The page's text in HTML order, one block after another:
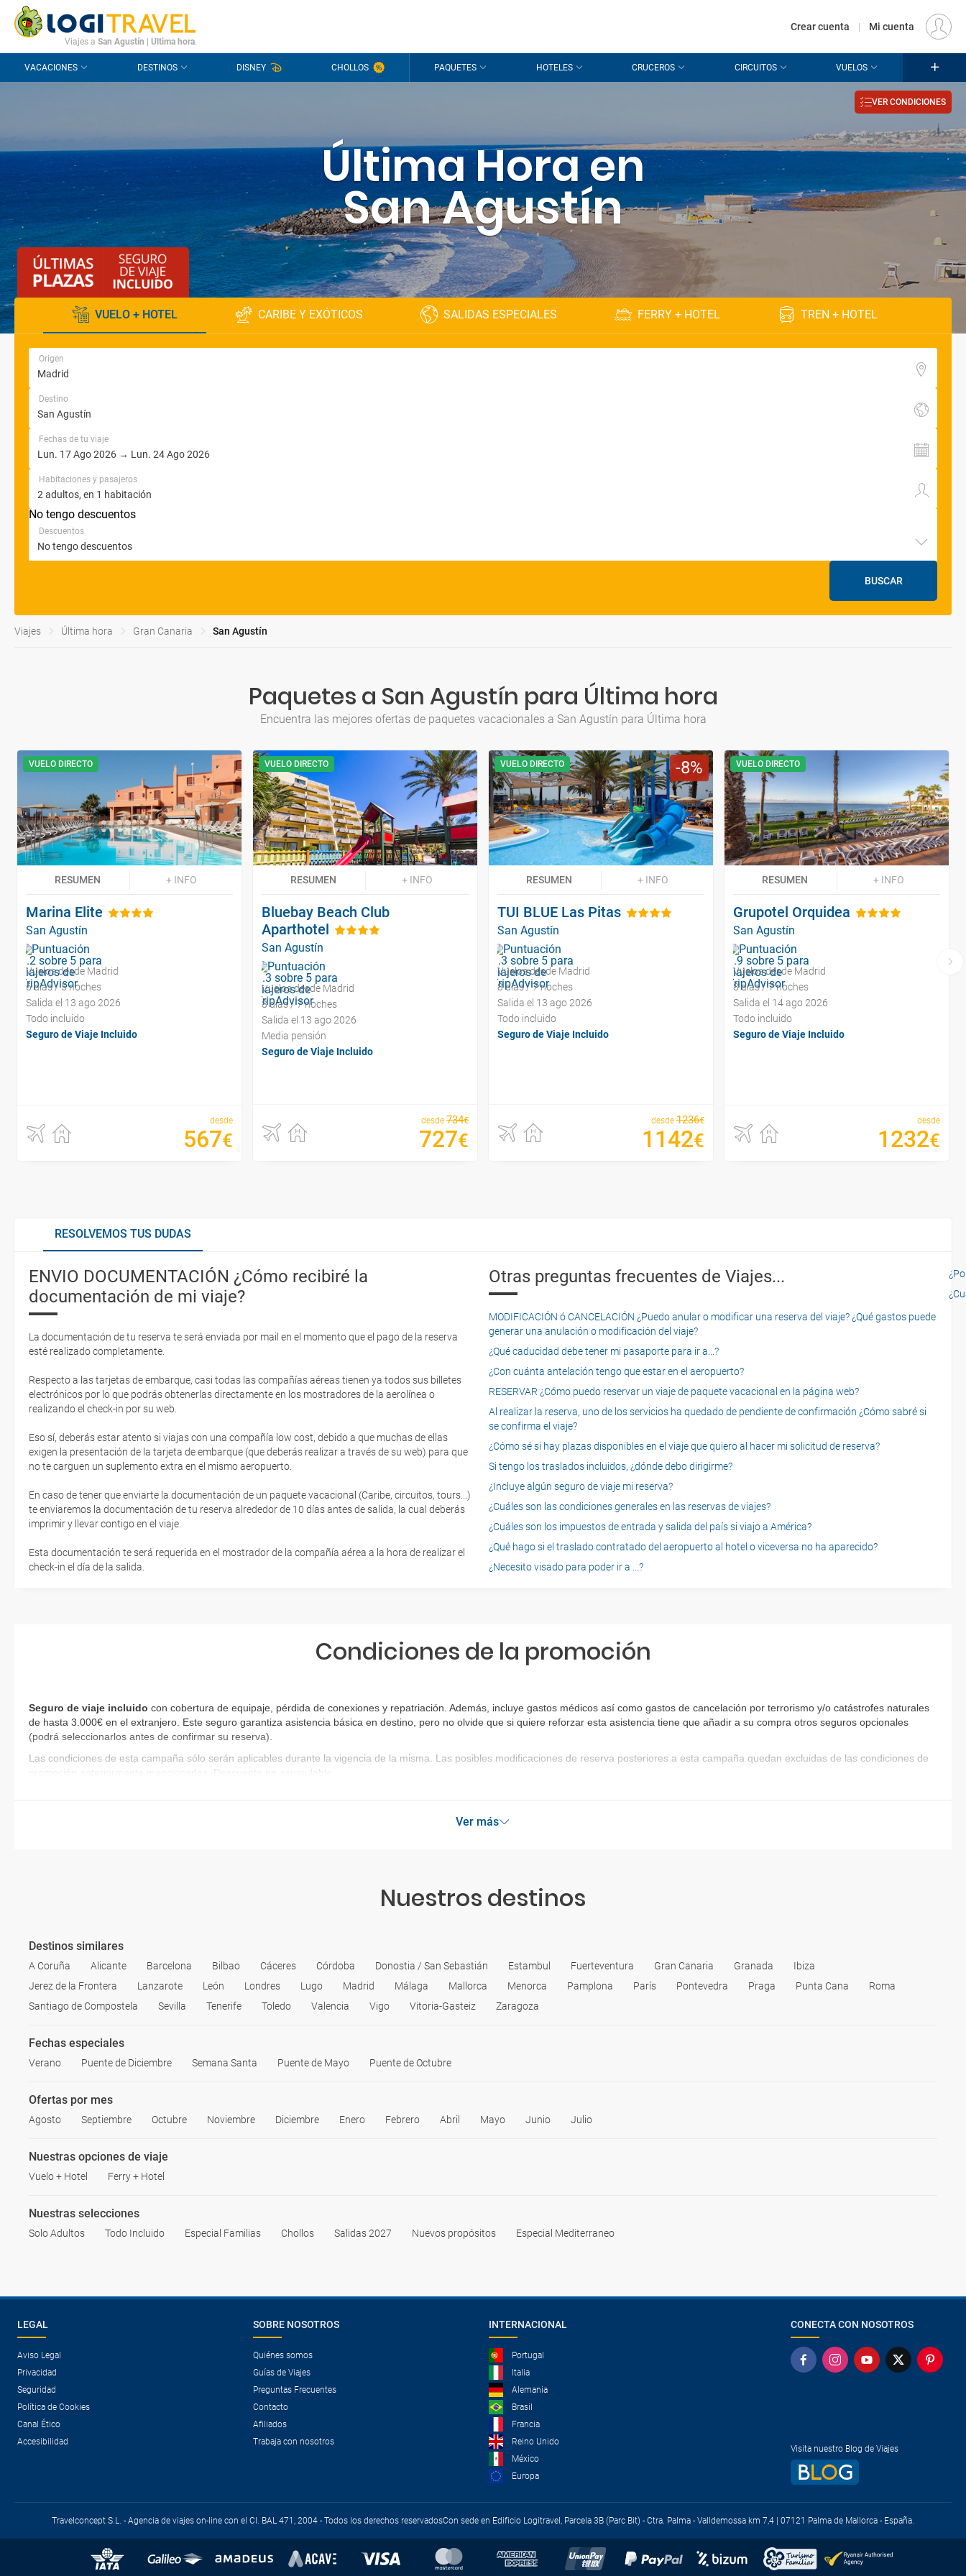
CONTACTO PREGUNTAS FRECUENTES EUR
Viajes a San Agustín Ultima hora.
Crear cuenta | Mi cuenta
VACACIONES DESTINOS DISNEY CHOLLOS PAQUETES HOTELES CRUCEROS CIRCUITOS VUELOS
Última Hora en
San Agustín
VER CONDICIONES
VUELO + HOTEL CARIBE Y EXÓTICOS SALIDAS ESPECIALES FERRY + HOTEL TREN + HOTEL
Origen
Destino
Fechas de tu viaje
Habitaciones y pasajeros
No tengo descuentos
Descuentos
BUSCAR
Viajes Última hora Gran Canaria San Agustín
Paquetes a San Agustín para Última hora
Encuentra las mejores ofertas de paquetes vacacionales a San Agustín para Última hora
VUELO DIRECTO
RESUMEN + INFO
Marina Elite
San Agustín
Vuelos desde Madrid
6 días / 5 noches
Salida el 13 ago 2026
Todo incluido
Seguro de Viaje Incluido
desde
567€
VUELO DIRECTO
RESUMEN + INFO
Bluebay Beach Club
Aparthotel
San Agustín
Vuelos desde Madrid
8 días / 7 noches
Salida el 13 ago 2026
Media pensión
Seguro de Viaje Incluido
desde 734€
727€
8
VUELO DIRECTO
RESUMEN + INFO
TUI BLUE Las Pitas
San Agustín
Vuelos desde Madrid
8 días / 7 noches
Salida el 13 ago 2026
Todo incluido
Seguro de Viaje Incluido
desde 1236€
1142€
VUELO DIRECTO
RESUMEN + INFO
Grupotel Orquidea
San Agustín
Vuelos desde Madrid
8 días / 7 noches
Salida el 14 ago 2026
Todo incluido
Seguro de Viaje Incluido
desde
1232€
RESOLVEMOS TUS DUDAS
ENVIO DOCUMENTACIÓN ¿Cómo recibiré la
documentación de mi viaje?
La documentación de tu reserva te será enviada por mail en el momento que el pago de la reserva
esté realizado completamente.
Respecto a las tarjetas de embarque, casi todas las compañías aéreas tienen ya todos sus billetes
electrónicos por lo que podrás obtenerlas directamente en los mostradores de la aerolínea o
realizando el check-in por su web.
Eso sí, deberás estar atento si viajas con una compañía low cost, debido a que muchas de ellas
exigen la presentación de la tarjeta de embarque (que deberás realizar a través de su web) para que
no te carguen un suplemento extra en el mismo aeropuerto.
En caso de tener que enviarte la documentación de un paquete vacacional (Caribe, circuitos, tours...)
te enviaremos la documentación de tu reserva alrededor de 10 días antes de salida, la cual deberás
imprimir y llevar contigo en el viaje.
Esta documentación te será requerida en el mostrador de la compañía aérea a la hora de realizar el
check-in el día de la salida.
Otras preguntas frecuentes de Viajes...
MODIFICACIÓN ó CANCELACIÓN ¿Puedo anular o modificar una reserva del viaje? ¿Qué gastos puede
generar una anulación o modificación del viaje?
¿Qué caducidad debe tener mi pasaporte para ir a...?
¿Con cuánta antelación tengo que estar en el aeropuerto?
RESERVAR ¿Cómo puedo reservar un viaje de paquete vacacional en la página web?
Al realizar la reserva, uno de los servicios ha quedado de pendiente de confirmación ¿Cómo sabré si
se confirma el viaje?
¿Cómo sé si hay plazas disponibles en el viaje que quiero al hacer mi solicitud de reserva?
Si tengo los traslados incluidos, ¿dónde debo dirigirme?
¿Incluye algún seguro de viaje mi reserva?
¿Cuáles son las condiciones generales en las reservas de viajes?
¿Cuáles son los impuestos de entrada y salida del país si viajo a América?
¿Qué hago si el traslado contratado del aeropuerto al hotel o viceversa no ha aparecido?
¿Necesito visado para poder ir a ...?
Condiciones de la promoción
Seguro de viaje incluido con cobertura de equipaje, pérdida de conexiones y repatriación. Además, incluye gastos médicos así como gastos de cancelación por terrorismo y/o catástrofes naturales
de hasta 3.000€ en el extranjero. Este seguro garantiza asistencia básica en destino, pero no olvide que si quiere reforzar esta asistencia tiene que añadir a su compra otros seguros opcionales
(podrá seleccionarlos antes de confirmar su reserva)
Las condiciones de esta campaña sólo serán aplicables durante la vigencia de la misma. Las posibles modificaciones de reserva posteriores a esta campaña quedan excluidas de las condiciones de
promoción anteriormente mencionadas. Descuento no acumulable.
Ver más
Nuestros destinos
Destinos similares
A Coruña Alicante Barcelona Bilbao Cáceres Córdoba Donostia / San Sebastián Estambul Fuerteventura Gran Canaria Granada
Ibiza
Jerez de la Frontera
Lanzarote León Londres Lugo Madrid Málaga Mallorca Menorca Pamplona París Pontevedra Praga Punta Cana
Roma
Santiago de Compostela
Sevilla Tenerife Toledo Valencia Vigo Vitoria-Gasteiz Zaragoza
Fechas especiales
Verano Puente de Diciembre Semana Santa Puente de Mayo Puente de Octubre
Ofertas por mes
Agosto Septiembre Octubre Noviembre Diciembre Enero Febrero Abril Mayo Junio Julio
Nuestras opciones de viaje
Vuelo + Hotel Ferry + Hotel
Nuestras selecciones
Solo Adultos Todo Incluido Especial Familias Chollos Salidas 2027 Nuevos propósitos Especial Mediterraneo
LEGAL
Aviso Legal
Privacidad
Seguridad
Política de Cookies
Canal Ético
Accesibilidad
SOBRE NOSOTROS
Quiénes somos
Guías de Viajes
Preguntas Frecuentes
Contacto
Afiliados
Trabaja con nosotros
INTERNACIONAL
Portugal
Italia
Alemania
Brasil
Francia
Reino Unido
México
Europa
CONECTA CON NOSOTROS
Visita nuestro Blog de Viajes
Travelconcept S.L. - Agencia de viajes on-line con el CI. BAL 471, 2004 - Todos los derechos reservadosCon sede en Edificio Logitravel, Parcela 3B (Parc Bit) - Ctra. Palma - Valldemossa km 7,4 | 07121 Palma de Mallorca - España.